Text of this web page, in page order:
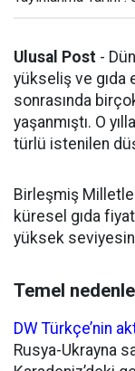
Ulusal Post -
yükseliş ve gıda
sonrasında
yaşanmıştı. O
türlü istenilen
Birleşmiş
küresel gıda
yüksek
Temel
DW Türkçe’nin
Rusya-Ukrayna